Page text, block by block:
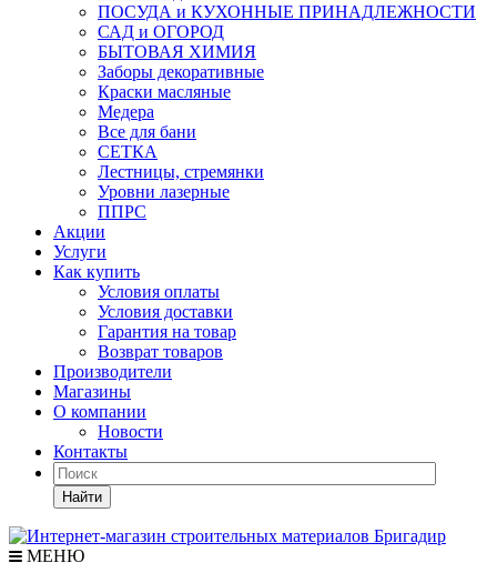
ПОСУДА и КУХОННЫЕ ПРИНАДЛЕЖНОСТИ
САД и ОГОРОД
БЫТОВАЯ ХИМИЯ
Заборы декоративные
Краски масляные
Медера
Все для бани
СЕТКА
Лестницы, стремянки
Уровни лазерные
ППРС
Акции
Услуги
Как купить
Условия оплаты
Условия доставки
Гарантия на товар
Возврат товаров
Производители
Магазины
О компании
Новости
Контакты
Найти
МЕНЮ